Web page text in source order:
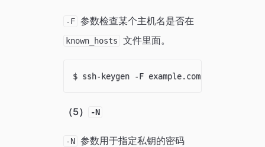
-F 参数检查某个主机名是否在
known_hosts 文件里面。
$ ssh-keygen -F example.com
（5） -N
-N 参数用于指定私钥的密码